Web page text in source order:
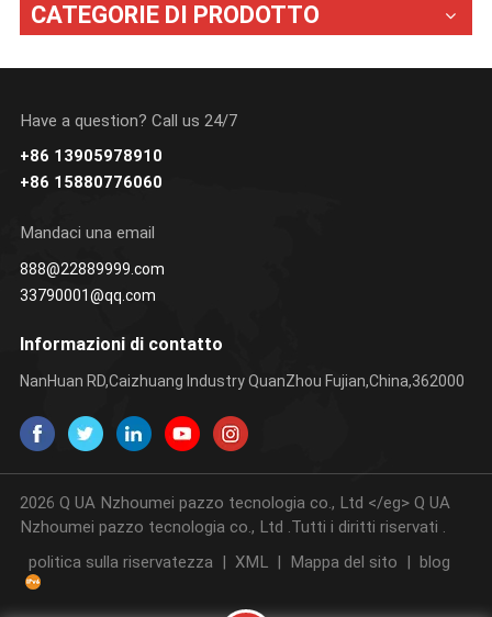
CATEGORIE DI PRODOTTO
Have a question? Call us 24/7
+86 13905978910
+86 15880776060
Mandaci una email
888@22889999.com
33790001@qq.com
Informazioni di contatto
NanHuan RD,Caizhuang Industry QuanZhou Fujian,China,362000
2026 Q UA Nzhoumei pazzo tecnologia co., Ltd </eg> Q UA
Nzhoumei pazzo tecnologia co., Ltd .Tutti i diritti riservati .
politica sulla riservatezza
XML Mappa del sito blog